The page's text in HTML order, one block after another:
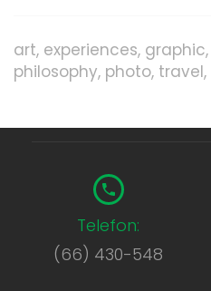
art experiences graphic
philosophy photo travel
Telefon:
(66) 430-548